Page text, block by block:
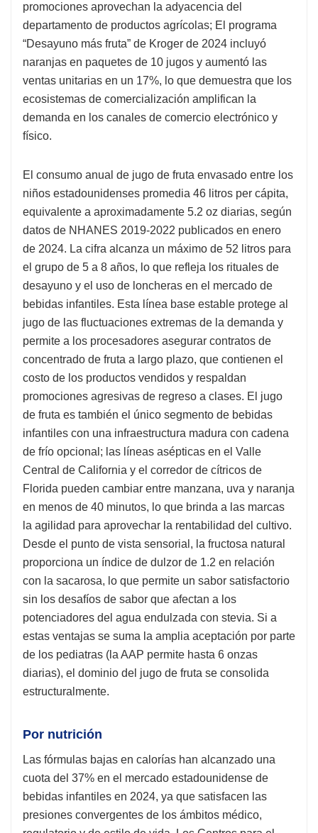
promociones aprovechan la adyacencia del
departamento de productos agrícolas; El programa
“Desayuno más fruta” de Kroger de 2024 incluyó
naranjas en paquetes de 10 jugos y aumentó las
ventas unitarias en un 17%, lo que demuestra que los
ecosistemas de comercialización amplifican la
demanda en los canales de comercio electrónico y
físico.
El consumo anual de jugo de fruta envasado entre los
niños estadounidenses promedia 46 litros per cápita,
equivalente a aproximadamente 5.2 oz diarias, según
datos de NHANES 2019-2022 publicados en enero
de 2024. La cifra alcanza un máximo de 52 litros para
el grupo de 5 a 8 años, lo que refleja los rituales de
desayuno y el uso de loncheras en el mercado de
bebidas infantiles. Esta línea base estable protege al
jugo de las fluctuaciones extremas de la demanda y
permite a los procesadores asegurar contratos de
concentrado de fruta a largo plazo, que contienen el
costo de los productos vendidos y respaldan
promociones agresivas de regreso a clases. El jugo
de fruta es también el único segmento de bebidas
infantiles con una infraestructura madura con cadena
de frío opcional; las líneas asépticas en el Valle
Central de California y el corredor de cítricos de
Florida pueden cambiar entre manzana, uva y naranja
en menos de 40 minutos, lo que brinda a las marcas
la agilidad para aprovechar la rentabilidad del cultivo.
Desde el punto de vista sensorial, la fructosa natural
proporciona un índice de dulzor de 1.2 en relación
con la sacarosa, lo que permite un sabor satisfactorio
sin los desafíos de sabor que afectan a los
potenciadores del agua endulzada con stevia. Si a
estas ventajas se suma la amplia aceptación por parte
de los pediatras (la AAP permite hasta 6 onzas
diarias), el dominio del jugo de fruta se consolida
estructuralmente.
Por nutrición
Las fórmulas bajas en calorías han alcanzado una
cuota del 37% en el mercado estadounidense de
bebidas infantiles en 2024, ya que satisfacen las
presiones convergentes de los ámbitos médico,